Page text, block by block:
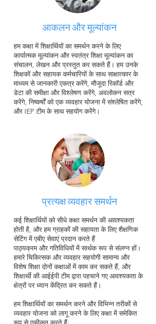
आकलन और मूल्यांकन
हम कक्षा में शिक्षार्थियों का समर्थन करने के लिए
कार्यात्मक मूल्यांकन और स्वतंत्र शिक्षा मूल्यांकन का
संचालन, लेखन और प्रस्तुत कर सकते हैं। हम उनके
शिक्षकों और सहायक कर्मचारियों के साथ साक्षात्कार के
माध्यम से जानकारी एकत्र करेंगे, मौजूदा रिकॉर्ड और
डेटा की समीक्षा और विश्लेषण करेंगे, अवलोकन सत्र
करेंगे, निष्कर्षों को एक व्यवहार योजना में संश्लेषित करेंगे,
और IEP टीम के साथ सहयोग करेंगे।
प्रत्यक्ष व्यवहार समर्थन
कई शिक्षार्थियों को सीधे कक्षा समर्थन की आवश्यकता
होती है, और हम ग्राहकों की सहायता के लिए शैक्षणिक
सेटिंग में एबीए सेवाएं प्रदान करते हैं
पाठ्यक्रम और गतिविधियों में सार्थक रूप से संलग्न हों।
हमारे चिकित्सक और व्यवहार सहयोगी सामान्य और
विशेष शिक्षा दोनों कक्षाओं में काम कर सकते हैं, और
शिक्षार्थी की आईईपी टीम द्वारा पहचाने गए आवश्यकता के
क्षेत्रों पर ध्यान केंद्रित कर सकते हैं।
हम शिक्षार्थियों का समर्थन करने और विभिन्न तरीकों से
व्यवहार योजना को लागू करने के लिए कक्षा में समेकित